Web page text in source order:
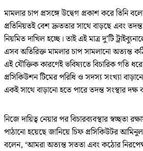
মামলার চাপ প্রসঙ্গে উদ্বেগ প্রকাশ করে তিনি
প্রতিনিয়তই বেশ দ্রুততার সাথে বাড়ছে এবং
নিয়মিত দাখিল হচ্ছে। তাই এই মাত্র দু’টি
এসব অতিরিক্ত মামলার চাপ সামলানো অত্যন্ত
এই যৌক্তিক কারণেই ভবিষ্যতে বিচারিক গতি
প্রসিকিউশন টিমের পরিধি ও সদস্য সংখ্যা
একই সাথে বাড়ানো হতে পারে তদন্ত সংস্থার দক্ষ
নিজে দায়িত্ব নেয়ার পর বিচারব্যবস্থার স্বচ্ছতা
পাঠানো হয়েছে জানিয়ে চিফ প্রসিকিউটর
বলেন, ‘আমরা অত্যন্ত সততা এবং কঠোর